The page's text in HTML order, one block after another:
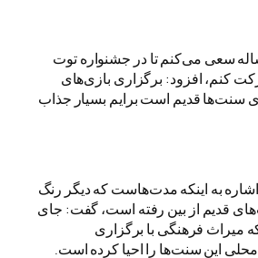
ساله سعی می‌کنم تا در جشنواره توت
کنم، افزود: برگزاری بازی‌های
سنت‌ها قدیم است برایم بسیار جذاب
اشاره به اینکه مدت‌هاست که دیگر رنگ
قدیم از بین رفته است، گفت: جای
فرهنگی با برگزاری
این سنت‌ها را احیا کرده است.